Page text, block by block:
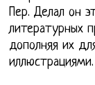
Пер. Делал он
литературных
дополняя их
иллюстрациями.